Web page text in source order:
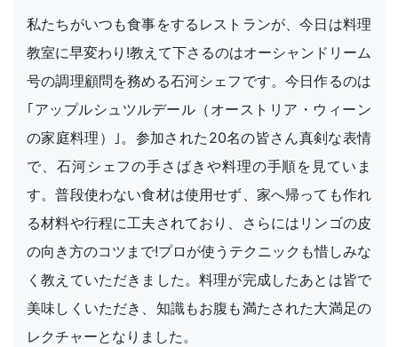
私たちがいつも食事をするレストランが、今日は料理
教室に早変わり!教えて下さるのはオーシャンドリーム
号の調理顧問を務める石河シェフです。今日作るのは
｢アップルシュツルデール（オーストリア・ウィーン
の家庭料理）｣。参加された20名の皆さん真剣な表情
で、石河シェフの手さばきや料理の手順を見ていま
す。普段使わない食材は使用せず、家へ帰っても作れ
る材料や行程に工夫されており、さらにはリンゴの皮
の向き方のコツまで!プロが使うテクニックも惜しみな
く教えていただきました。料理が完成したあとは皆で
美味しくいただき、知識もお腹も満たされた大満足の
レクチャーとなりました。